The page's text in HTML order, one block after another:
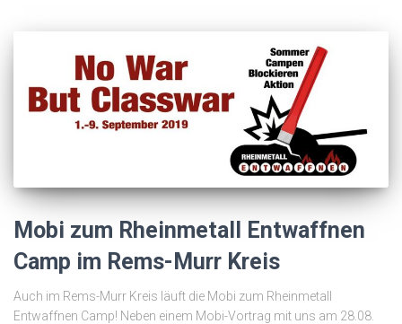
Mobi zum Rheinmetall Entwaffnen
Camp im Rems-Murr Kreis
Auch im Rems-Murr Kreis läuft die Mobi zum Rheinmetall
Entwaffnen Camp! Neben einem Mobi-Vortrag mit uns am 28.08.